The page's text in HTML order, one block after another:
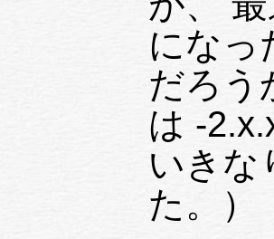
になっ
だろう
は -
いきな
た。）